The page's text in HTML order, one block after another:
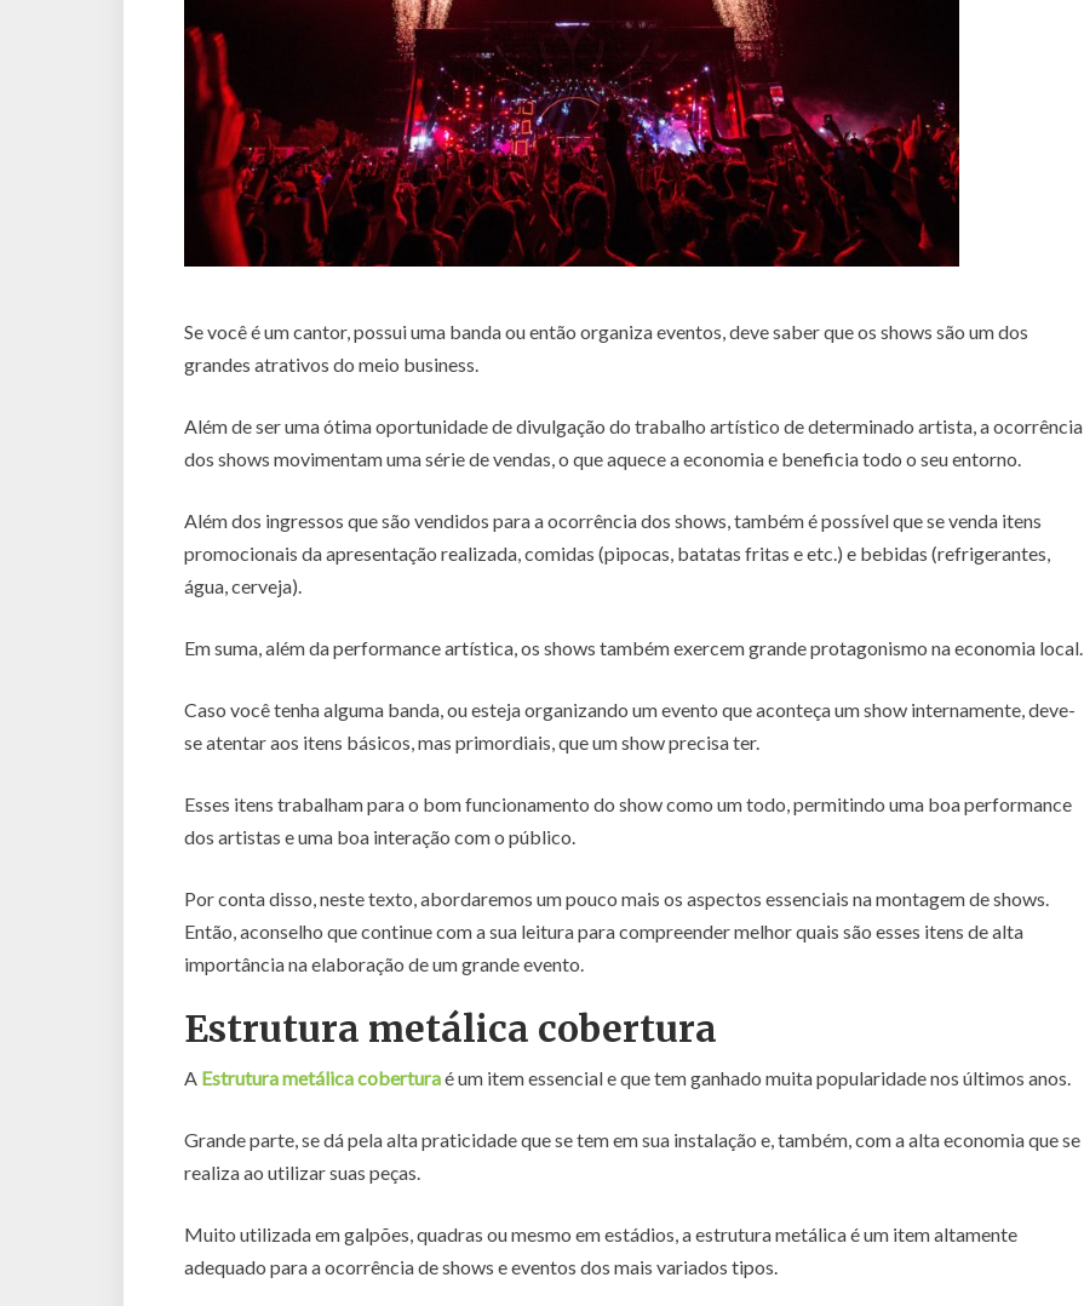
Se você é um cantor, possui uma banda ou então organiza eventos, deve saber que os shows são um dos
grandes atrativos do meio business.
Além de ser uma ótima oportunidade de divulgação do trabalho artístico de determinado artista, a ocorrência
dos shows movimentam uma série de vendas, o que aquece a economia e beneficia todo o seu entorno.
Além dos ingressos que são vendidos para a ocorrência dos shows, também é possível que se venda itens
promocionais da apresentação realizada, comidas (pipocas, batatas fritas e etc.) e bebidas (refrigerantes,
água, cerveja).
Em suma, além da performance artística, os shows também exercem grande protagonismo na economia local.
Caso você tenha alguma banda, ou esteja organizando um evento que aconteça um show internamente, deve-
se atentar aos itens básicos, mas primordiais, que um show precisa ter.
Esses itens trabalham para o bom funcionamento do show como um todo, permitindo uma boa performance
dos artistas e uma boa interação com o público.
Por conta disso, neste texto, abordaremos um pouco mais os aspectos essenciais na montagem de shows.
Então, aconselho que continue com a sua leitura para compreender melhor quais são esses itens de alta
importância na elaboração de um grande evento.
Estrutura metálica cobertura
A Estrutura metálica coberturaé um item essencial e que tem ganhado muita popularidade nos últimos anos.
Grande parte, se dá pela alta praticidade que se tem em sua instalação e, também, com a alta economia que se
realiza ao utilizar suas peças.
Muito utilizada em galpões, quadras ou mesmo em estádios, a estrutura metálica é um item altamente
adequado para a ocorrência de shows e eventos dos mais variados tipos.